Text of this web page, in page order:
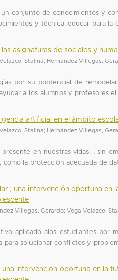
un conjunto de conocimientos y
y técnica. educar para la
asignaturas de sociales y
Stalina; Hernández Villegas,
por su ppotencial de
a los alumnos y profesores
artificial en el ámbito
Stalina; Hernández Villegas,
presente en nuestras vidas, , sin
la protección adecuada de
; una intervención oportuna en
Villegas, Gerardo;Vega Velazco,
aplicado alos estudiantes
solucionar conflictos y
intervención oportuna en la